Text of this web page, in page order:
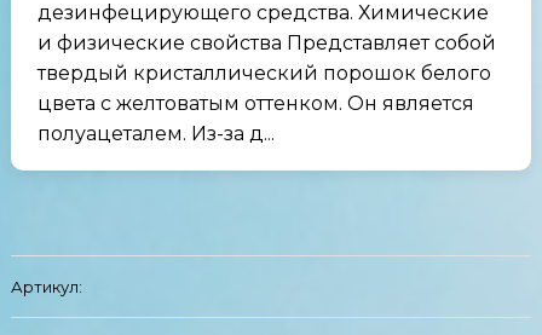
дезинфецирующего средства. Химические
и физические свойства Представляет собой
твердый кристаллический порошок белого
цвета с желтоватым оттенком. Он является
полуацеталем. Из-за д...
Артикул: